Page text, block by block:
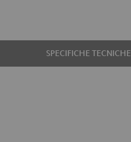
SPECIFICHE TECNICHE